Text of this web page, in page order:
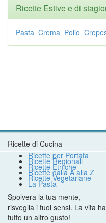
Ricette Estive e di
Pasta Crema Pollo
Ricette di Cucina
Ricette per Portata
Ricette Regionali
Ricette Etniche
Ricette dalla A alla Z
Ricette Vegetariane
La Pasta
Spolvera la tua mente,
risveglia i tuoi sensi. La vita ha
tutto un altro gusto!